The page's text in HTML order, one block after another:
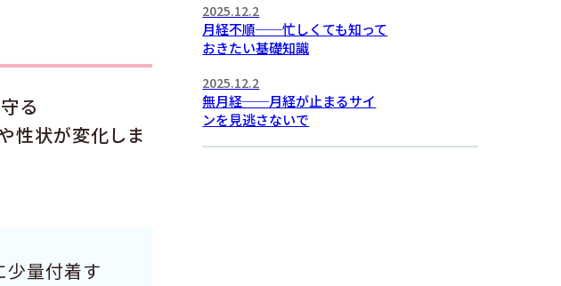
る
性状が変化しま
少量付着す
2025.12.2
月経不順──忙しくても知って
おきたい基礎知識
2025.12.2
無月経──月経が止まるサイ
ンを見逃さないで